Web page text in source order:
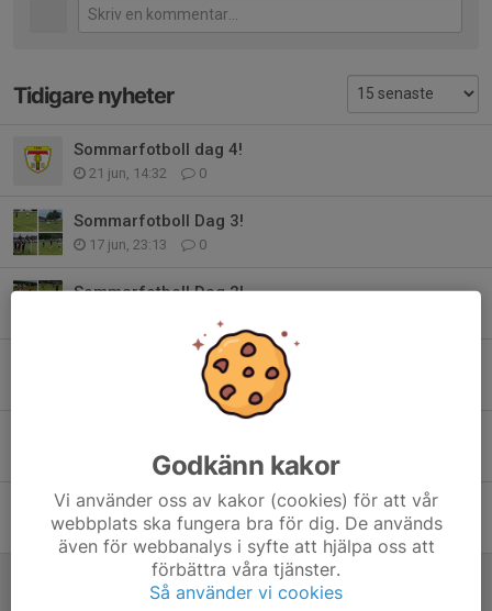
Tidigare nyheter
Sommarfotboll dag 4!
21 jun, 14:32 0
Sommarfotboll Dag 3!
17 jun, 23:13 0
Sommarfotboll Dag 2!
Sommarfotboll Dag 1!
0
14 jun, 17:07 0
TBoIS Sommarfotboll - uppdaterad info!
11 jun, 20:41 0
TBoIS Sommarfotboll 2026 - information!
31 maj, 10:00 0
Godkänn kakor
Vi använder oss av kakor (cookies) för att vår
webbplats ska fungera bra för dig. De används
även för webbanalys i syfte att hjälpa oss att
förbättra våra tjänster.
Så använder vi cookies